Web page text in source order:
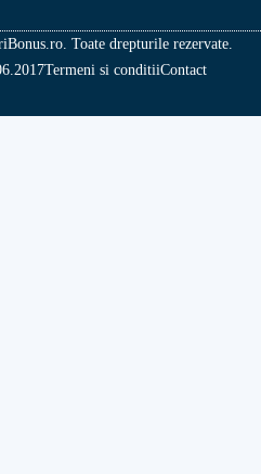
Toate drepturile rezervate.
Termeni si conditiiContact